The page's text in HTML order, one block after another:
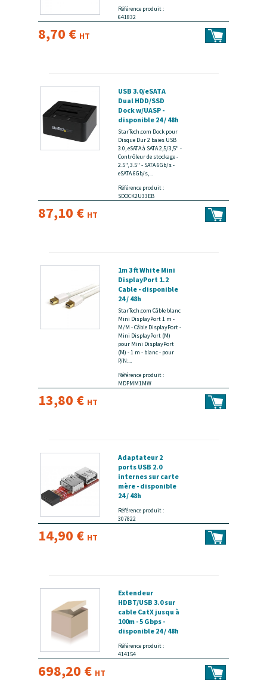
Référence produit :
641832
8,70 € HT
USB 3.0/eSATA
Dual HDD/SSD
Dock w/UASP -
disponible 24 / 48h
StarTech.com Dock pour
Disque Dur 2 baies USB
3.0, eSATA à SATA 2,5/3,5" -
Contrôleur de stockage -
2.5", 3.5" - SATA 6Gb/s -
eSATA 6Gb/s,...
Référence produit :
SDOCK2U33EB
87,10 € HT
1m 3 ft White Mini
DisplayPort 1.2
Cable - disponible
24 / 48h
StarTech.com Câble blanc
Mini DisplayPort 1 m -
M/M - Câble DisplayPort -
Mini DisplayPort (M)
pour Mini DisplayPort
(M) - 1 m - blanc - pour
P/N:...
Référence produit :
MDPMM1MW
13,80 € HT
Adaptateur 2
ports USB 2.0
internes sur carte
mère - disponible
24 / 48h
Référence produit :
307822
14,90 € HT
Extendeur
HDBT/USB 3.0 sur
cable CatX jusqu à
100m - 5 Gbps -
disponible 24 / 48h
Référence produit :
414154
698,20 € HT